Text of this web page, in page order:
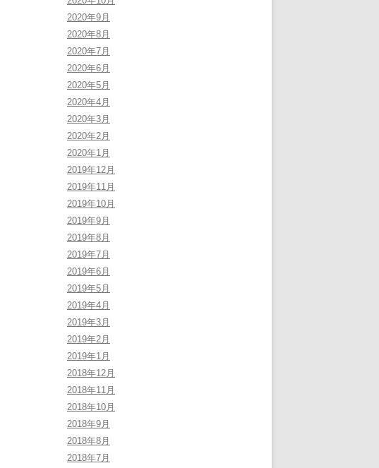
2020年9月
2020年8月
2020年7月
2020年6月
2020年5月
2020年4月
2020年3月
2020年2月
2020年1月
2019年12月
2019年11月
2019年10月
2019年9月
2019年8月
2019年7月
2019年6月
2019年5月
2019年4月
2019年3月
2019年2月
2019年1月
2018年12月
2018年11月
2018年10月
2018年9月
2018年8月
2018年7月